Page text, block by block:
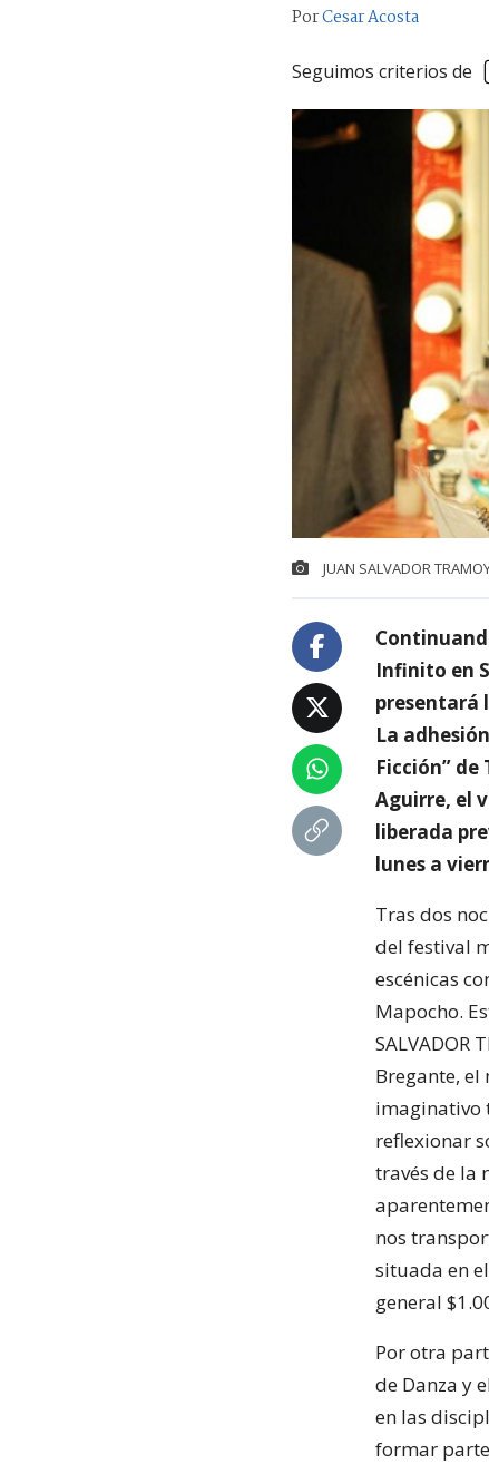
PorCesar Acosta
Seguimos criterios de
JUAN SALVADOR
Infinito en
presentará
La
Ficción”
Aguirre, el
liberada
lunes a
Tras dos
del festival
escénicas
Mapocho.
SALVADOR
Bregante,
imaginativo
reflexionar
través de la
nos
situada en
general
Por otra
de Danza y
en las
formar